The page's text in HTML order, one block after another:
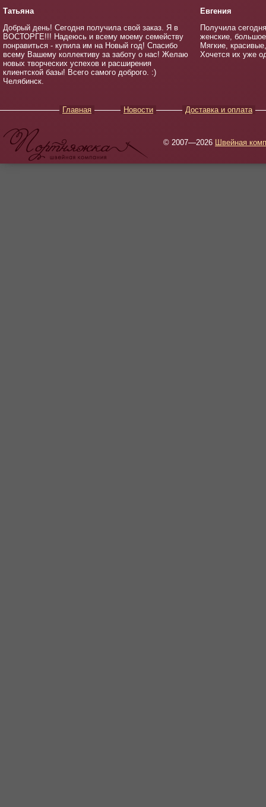
Татьяна
Добрый день! Сегодня получила свой заказ. Я в
ВОСТОРГЕ!!! Надеюсь и всему моему семейству
понравиться - купила им на Новый год! Спасибо
всему Вашему коллективу за заботу о нас! Желаю
новых творческих успехов и расширения
клиентской базы! Всего самого доброго. :)
Челябинск.
Евгения
Получила
женские,
Мягкие,
Хочется их уже
Главная Новости Доставка и оплата
© 2007—2026 Швейная